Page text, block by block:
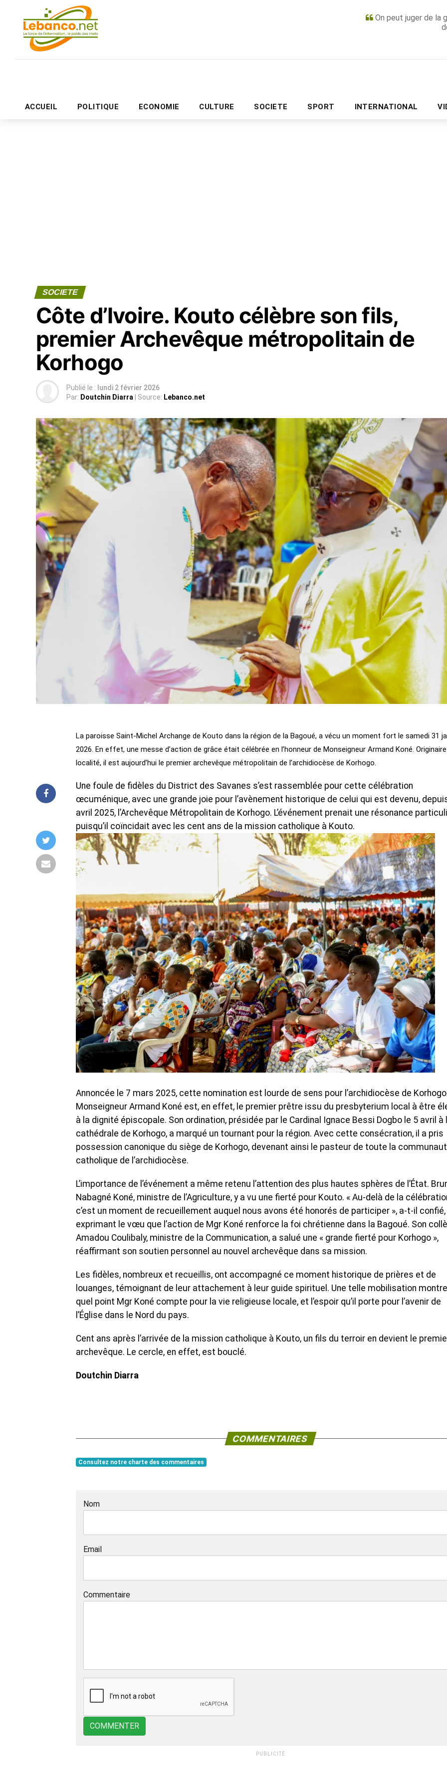
On peut juger de la
ACCUEIL POLITIQUE ECONOMIE CULTURE SOCIETE SPORT INTERNATIONAL
PUBLICITÉ
SOCIETE
Côte d’Ivoire. Kouto célèbre son fils,
premier Archevêque métropolitain de
Korhogo
Publié le : lundi 2 février 2026
Par: Doutchin Diarra | Source: Lebanco.net
La paroisse Saint-Michel Archange de Kouto dans la région de la Bagoué, a vécu un moment fort le samedi 31
2026. En effet, une messe d’action de grâce était célébrée en l’honneur de Monseigneur Armand Koné.
localité, il est aujourd’hui le premier archevêque métropolitain de l’archidiocèse de Korhogo.
Une foule de fidèles du District des Savanes s’est rassemblée pour cette célébration
œcuménique, avec une grande joie pour l’avènement historique de celui qui est devenu,
avril 2025, l’Archevêque Métropolitain de Korhogo. L’événement prenait une résonance
puisqu’il coïncidait avec les cent ans de la mission catholique à Kouto.
Annoncée le 7 mars 2025, cette nomination est lourde de sens pour l’archidiocèse de
Monseigneur Armand Koné est, en effet, le premier prêtre issu du presbyterium local à être
à la dignité épiscopale. Son ordination, présidée par le Cardinal Ignace Bessi Dogbo le 5 avril à
cathédrale de Korhogo, a marqué un tournant pour la région. Avec cette consécration, il a pris
possession canonique du siège de Korhogo, devenant ainsi le pasteur de toute la
catholique de l’archidiocèse.
L’importance de l’événement a même retenu l’attention des plus hautes sphères de l’État.
Nabagné Koné, ministre de l’Agriculture, y a vu une fierté pour Kouto. « Au-delà de la
c’est un moment de recueillement auquel nous avons été honorés de participer », a-t-il confié,
exprimant le vœu que l’action de Mgr Koné renforce la foi chrétienne dans la Bagoué. Son
Amadou Coulibaly, ministre de la Communication, a salué une « grande fierté pour Korhogo »,
réaffirmant son soutien personnel au nouvel archevêque dans sa mission.
Les fidèles, nombreux et recueillis, ont accompagné ce moment historique de prières et de
louanges, témoignant de leur attachement à leur guide spirituel. Une telle mobilisation
quel point Mgr Koné compte pour la vie religieuse locale, et l’espoir qu’il porte pour l’avenir de
l’Église dans le Nord du pays.
Cent ans après l’arrivée de la mission catholique à Kouto, un fils du terroir en devient le
archevêque. Le cercle, en effet, est bouclé.
Doutchin Diarra
COMMENTAIRES
Consultez notre charte des commentaires
Nom
Email
Commentaire
COMMENTER
PUBLICITÉ